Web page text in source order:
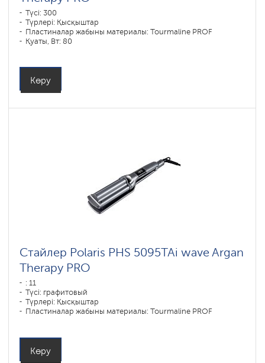
Түсі: 300
Түрлері: Қысқыштар
Пластиналар жабыны материалы: Tourmaline PROF
Қуаты, Вт: 80
Көру
Стайлер Polaris PHS 5095TAi wave Argan
Therapy PRO
: 11
Түсі: графитовый
Түрлері: Қысқыштар
Пластиналар жабыны материалы: Tourmaline PROF
Көру